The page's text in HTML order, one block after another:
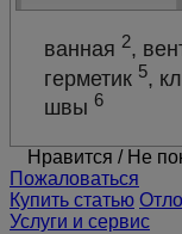
ванная2,
герметик 5,
швы6
Нравится / Не
Пожаловаться
Купить статью
Услуги и сервис